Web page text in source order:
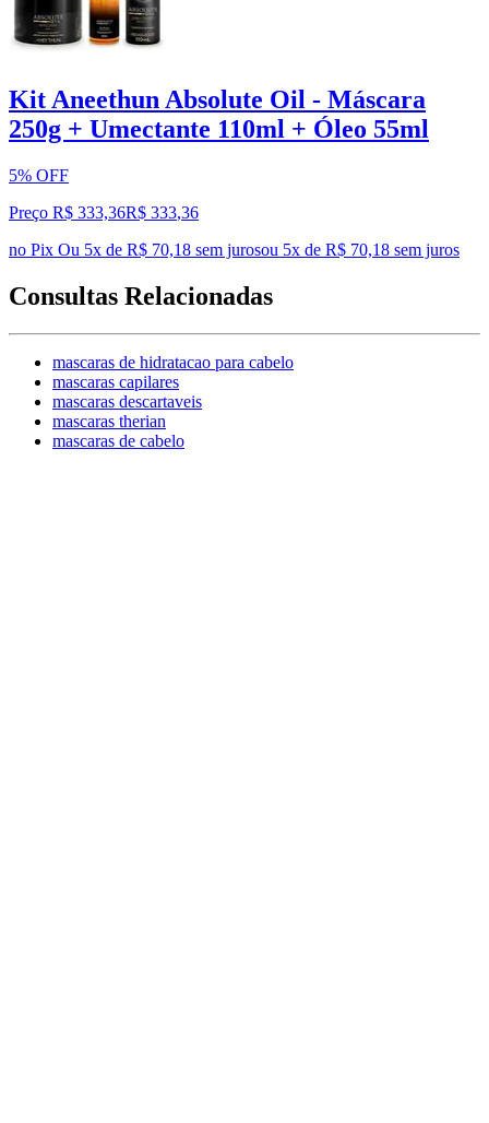
Kit Aneethun Absolute Oil - Máscara
250g + Umectante 110ml + Óleo 55ml
5% OFF
Preço R$ 333,36R$ 333,36
no Pix Ou 5x de R$ 70,18 sem jurosou 5x de R$ 70,18 sem juros
Consultas Relacionadas
mascaras de hidratacao para cabelo
mascaras capilares
mascaras descartaveis
mascaras therian
mascaras de cabelo